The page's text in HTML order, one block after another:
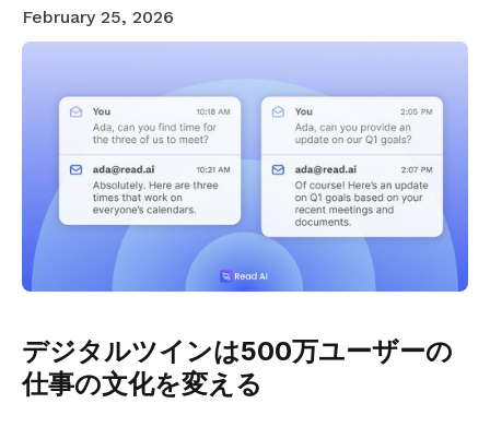
February 25, 2026
デジタルツインは500万ユーザーの
仕事の文化を変える